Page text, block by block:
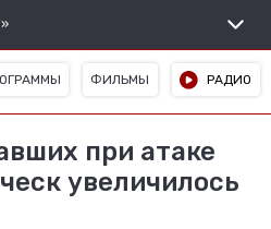
ФИЛЬМЫ РАДИО
при атаке
увеличилось